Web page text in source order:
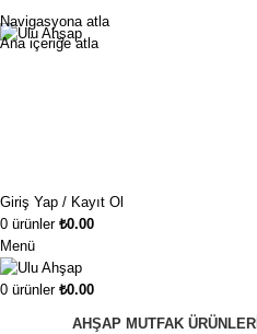
Navigasyona atla
Ana içeriğe atla
Giriş Yap / Kayıt Ol
0 ürünler ₺0.00
Menü
0 ürünler ₺0.00
AHŞAP MUTFAK ÜRÜNLERI